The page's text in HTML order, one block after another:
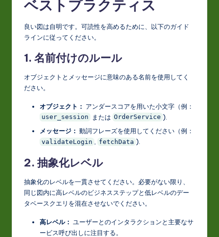
ベストプラクティス
良い図は自明です。可読性を高めるために、以下のガイド
ラインに従ってください。
1. 名前付けのルール
オブジェクトとメッセージに意味のある名前を使用してく
ださい。
オブジェクト： アンダースコアを用いた小文字（例：
user_session または OrderService ).
メッセージ： 動詞フレーズを使用してください（例：
validateLogin fetchData ).
2. 抽象化レベル
抽象化のレベルを一貫させてください。必要がない限り、
同じ図内に高レベルのビジネスステップと低レベルのデー
タベースクエリを混在させないでください。
高レベル： ユーザーとのインタラクションと主要なサ
ービス呼び出しに注目する。